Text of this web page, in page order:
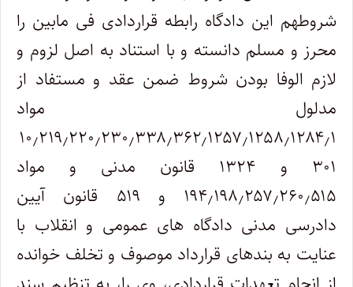
شروطهم این دادگاه رابطه قراردادی فی مابین را
محرز و مسلم دانسته و با استناد به اصل لزوم و
لازم الوفا بودن شروط ضمن عقد و مستفاد از
مدلول مواد
۱۰٫۲۱۹٫۲۲۰٫۲۳۰٫۳۳۸٫۳۶۲٫۱۲۵۷٫۱۲۵۸٫۱۲۸۴٫۱
۳۰۱ و ۱۳۲۴ قانون مدنی و مواد
۱۹۴٫۱۹۸٫۲۵۷٫۲۶۰٫۵۱۵ و ۵۱۹ قانون آیین
دادرسی مدنی دادگاه های عمومی و انقلاب با
عنایت به بندهای قرارداد موصوف و تخلف خوانده